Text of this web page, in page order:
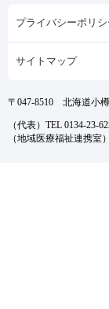
プライバシーポリシ
サイトマップ
〒047-8510 北海道小
（代表）TEL 0134-23-
（地域医療福祉連携